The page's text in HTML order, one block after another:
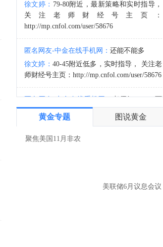
徐文婷： 79-80附近，最新策略和实时指导，
关注老师财经号主页：
http://mp.cnfol.com/user/58676
匿名网友-中金在线手机网： 还能不能多
徐文婷： 40-45附近低多，实时指导， 关注老
师财经号主页：http://mp.cnfol.com/user/58676
匿名网友-中金在线手机网：老师好，4345可
以多吗？
让大家第一时间获取最新策略和实时指
匿名网友-中金在线手机网：
黄金多，看到什
黄金专题 图说黄金
聚焦美国11月非农
美联储6月议息会议